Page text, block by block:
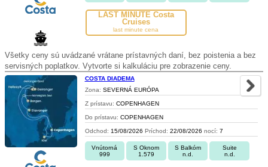
LAST MINUTE Costa
Cruises
last minute cena
Všetky ceny sú uvádzané vrátane prístavných daní, bez poistenia a bez
servisných poplatkov. Vytvorte si kalkuláciu pre zobrazenie ceny.
COSTA DIADEMA
Zona: SEVERNÁ EURÓPA
Z prístavu: COPENHAGEN
Do prístavu: COPENHAGEN
Odchod: 15/08/2026 Príchod: 22/08/2026 nocí: 7
Vnútorná
999
S Oknom
1.579
S Balkóm
n.d.
Suite
n.d.